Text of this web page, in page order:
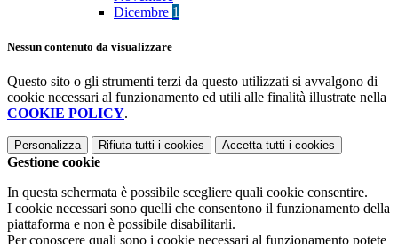
Dicembre 1
Nessun contenuto da visualizzare
Questo sito o gli strumenti terzi da questo utilizzati si avvalgono di
cookie necessari al funzionamento ed utili alle finalità illustrate nella
COOKIE POLICY.
Personalizza Rifiuta tutti i cookies Accetta tutti i cookies
Gestione cookie
In questa schermata è possibile scegliere quali cookie consentire.
I cookie necessari sono quelli che consentono il funzionamento della
piattaforma e non è possibile disabilitarli.
Per conoscere quali sono i cookie necessari al funzionamento potete